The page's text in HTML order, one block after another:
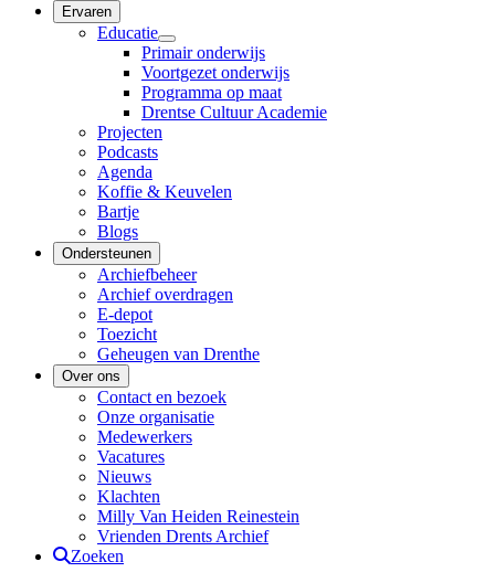
Ervaren
Educatie
Primair onderwijs
Voortgezet onderwijs
Programma op maat
Drentse Cultuur Academie
Projecten
Podcasts
Agenda
Koffie & Keuvelen
Bartje
Blogs
Ondersteunen
Archiefbeheer
Archief overdragen
E-depot
Toezicht
Geheugen van Drenthe
Over ons
Contact en bezoek
Onze organisatie
Medewerkers
Vacatures
Nieuws
Klachten
Milly Van Heiden Reinestein
Vrienden Drents Archief
Zoeken